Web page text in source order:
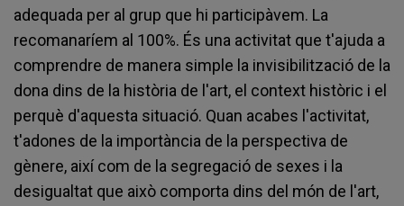
adequada per al grup que hi participàvem. La
recomanaríem al 100%. És una activitat que t'ajuda a
comprendre de manera simple la invisibilització de la
dona dins de la història de l'art, el context històric i el
perquè d'aquesta situació. Quan acabes l'activitat,
t'adones de la importància de la perspectiva de
gènere, així com de la segregació de sexes i la
desigualtat que això comporta dins del món de l'art,